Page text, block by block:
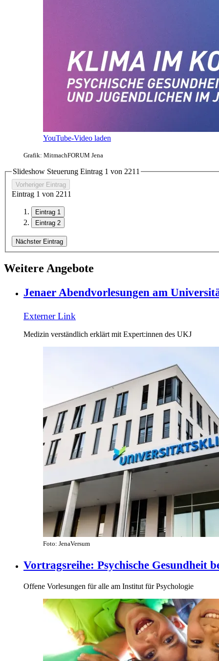
YouTube-Video laden
Grafik: MitmachFORUM Jena
Slideshow Steuerung Eintrag 1 von 221 1
Vorheriger Eintrag
Eintrag 1 von 221 1
Eintrag 1
Eintrag 2
Nächster Eintrag
Weitere Angebote
Jenaer Abendvorlesungen am
Externer Link
Medizin verständlich erklärt mit Expert:innen des UKJ
Foto: JenaVersum
Vortragsreihe: Psychische Gesundheit
Offene Vorlesungen für alle am Institut für Psychologie